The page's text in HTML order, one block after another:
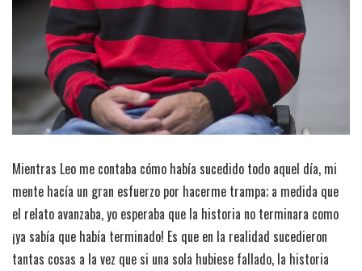
Mientras Leo me contaba cómo había sucedido todo aquel día, mi
mente hacía un gran esfuerzo por hacerme trampa; a medida que
el relato avanzaba, yo esperaba que la historia no terminara como
¡ya sabía que había terminado! Es que en la realidad sucedieron
tantas cosas a la vez que si una sola hubiese fallado, la historia